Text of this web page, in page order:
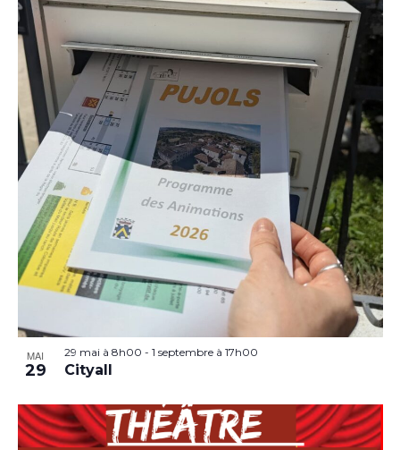
MAI
29
29 mai à 8h00 - 1 septembre à 17h00
Cityall